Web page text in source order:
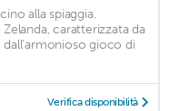
alla spiaggia.
caratterizzata da
dall'armonioso gioco di
Verifica disponibilità